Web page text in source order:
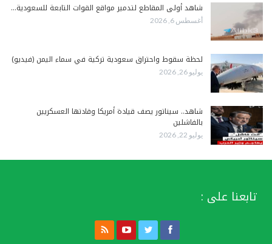
شاهد أولى المقاطع لتدمير مواقع القوات التابعة للسعودية…
أغسطس 6, 2026
لحظة سقوط واحتراق سعودية تركية في سماء اليمن (فيديو)
يوليو 26, 2026
شاهد.. سيناتور يصف قيادة أمريكا وقادتها العسكريين
بالفاشلين
يوليو 22, 2026
تابعنا على :